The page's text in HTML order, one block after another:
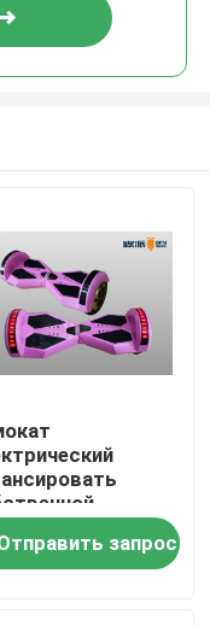
10 дюймов,
самоката 2х
запрос